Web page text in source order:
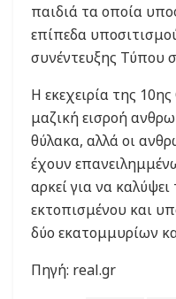
παιδιά τα οποία
επίπεδα
συνέντευξης Τύπου
Η εκεχειρία της
μαζική εισροή
θύλακα, αλλά οι
έχουν
αρκεί για να καλύψει
εκτοπισμένου και
δύο εκατομμυρίων
Πηγή: real.gr